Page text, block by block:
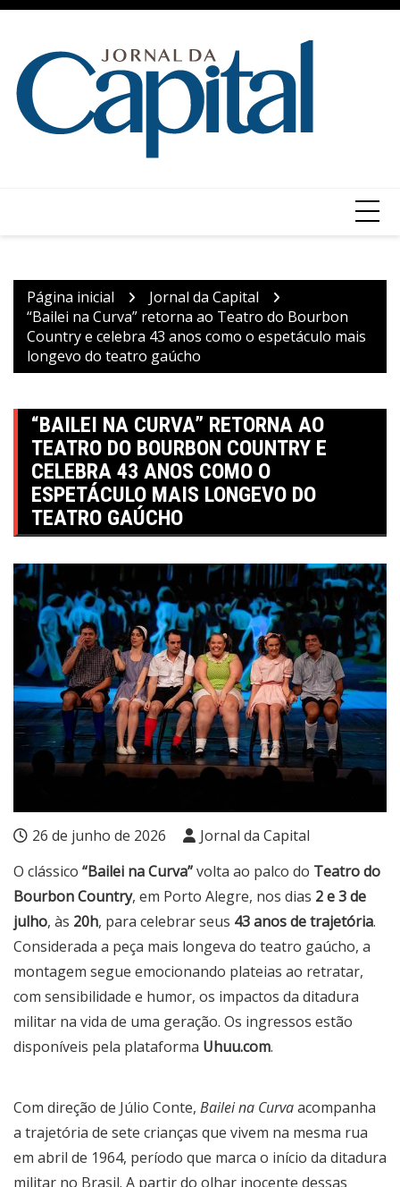
Ir
conteúdo
Página inicial
Jornal da Capital
“Bailei na Curva” retorna ao Teatro do Bourbon
Country e celebra 43 anos como o espetáculo mais
longevo do teatro gaúcho
“BAILEI NA CURVA” RETORNA AO
TEATRO DO BOURBON COUNTRY E
CELEBRA 43 ANOS COMO O
ESPETÁCULO MAIS LONGEVO DO
TEATRO GAÚCHO
26 de junho de 2026
Jornal da Capital
O clássico “Bailei na Curva”volta ao palco do Teatro do
Bourbon Country, em Porto Alegre, nos dias 2 e 3 de
julho, às 20h, para celebrar seus 43 anos de trajetória.
Considerada a peça mais longeva do teatro gaúcho, a
montagem segue emocionando plateias ao retratar,
com sensibilidade e humor, os impactos da ditadura
militar na vida de uma geração. Os ingressos estão
disponíveis pela plataforma Uhuu.com.
Com direção de Júlio Conte, Bailei na Curvaacompanha
a trajetória de sete crianças que vivem na mesma rua
em abril de 1964, período que marca o início da ditadura
militar no Brasil. A partir do olhar inocente dessas